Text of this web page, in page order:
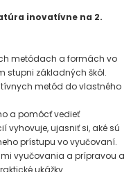
inovatívne na 2.
metódach a formách vo
stupni základných škôl.
metód do vlastného
a pomôcť vedieť
vyhovuje, ujasniť si, aké sú
prístupu vo vyučovaní.
vyučovania a prípravou a
ukážky.